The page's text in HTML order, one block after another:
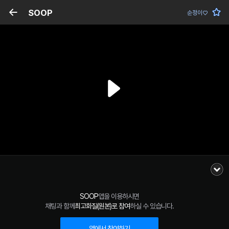
SOOP 순정이♡
SOOP앱을 이용하시면
채팅과 함께최고화질(원본)로 참여하실 수 있습니다.